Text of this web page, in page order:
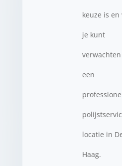
keuze is en
je kunt
een
locatie in
Haag.